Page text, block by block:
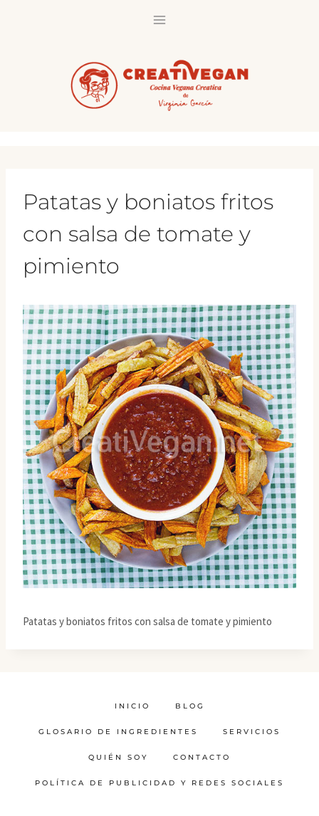
Patatas y boniatos fritos
con salsa de tomate y
pimiento
Patatas y boniatos fritos con salsa de tomate y pimiento
INICIO BLOG
GLOSARIO DE INGREDIENTES SERVICIOS
QUIÉN SOY CONTACTO
POLÍTICA DE PUBLICIDAD Y REDES SOCIALES